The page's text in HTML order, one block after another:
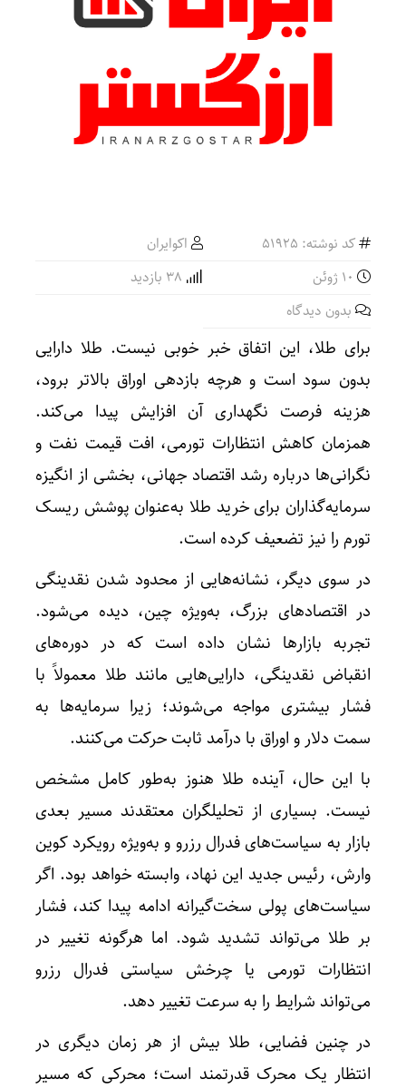
کد نوشته: 51925
اکوایران
بدون دیدگاه
برای طلا، این اتفاق خبر خوبی نیست. طلا دارایی
بدون سود است و هرچه بازدهی اوراق بالاتر برود،
هزینه فرصت نگهداری آن افزایش پیدا می‌کند.
همزمان کاهش انتظارات تورمی، افت قیمت نفت و
نگرانی‌ها درباره رشد اقتصاد جهانی، بخشی از انگیزه
سرمایه‌گذاران برای خرید طلا به‌عنوان پوشش ریسک
تورم را نیز تضعیف کرده است.
در سوی دیگر، نشانه‌هایی از محدود شدن نقدینگی
در اقتصادهای بزرگ، به‌ویژه چین، دیده می‌شود.
تجربه بازارها نشان داده است که در دوره‌های
انقباض نقدینگی، دارایی‌هایی مانند طلا معمولاً با
فشار بیشتری مواجه می‌شوند؛ زیرا سرمایه‌ها به
سمت دلار و اوراق با درآمد ثابت حرکت می‌کنند.
با این حال، آینده طلا هنوز به‌طور کامل مشخص
نیست. بسیاری از تحلیلگران معتقدند مسیر بعدی
بازار به سیاست‌های فدرال رزرو و به‌ویژه رویکرد کوین
وارش، رئیس جدید این نهاد، وابسته خواهد بود. اگر
سیاست‌های پولی سخت‌گیرانه ادامه پیدا کند، فشار
بر طلا می‌تواند تشدید شود. اما هرگونه تغییر در
انتظارات تورمی یا چرخش سیاستی فدرال رزرو
می‌تواند شرایط را به سرعت تغییر دهد.
در چنین فضایی، طلا بیش از هر زمان دیگری در
انتظار یک محرک قدرتمند است؛ محرکی که مسیر